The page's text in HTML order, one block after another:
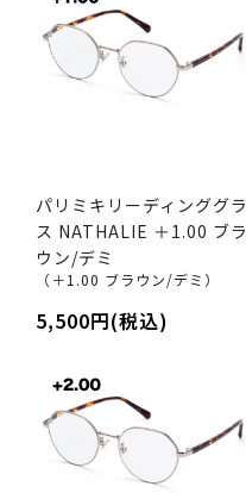
パリミキリーディンググラ
ス NATHALIE ＋1.00 ブラ
ウン/デミ
（＋1.00 ブラウン/デミ）
5,500円(税込)